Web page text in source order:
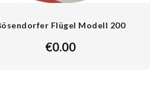
Flügel Modell 200
€0.00